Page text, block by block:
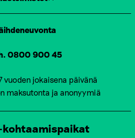
0800 900 45
jokaisena päivänä
maksutonta ja anonyymiä
kohtaamispaikat